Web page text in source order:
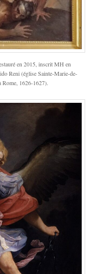
en 2015, inscrit MH en
Reni (église Sainte-Marie-de-
Rome, 1626-1627).